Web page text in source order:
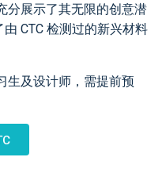
分展示了其无限的创意潜
CTC 检测过的新兴材料
生及设计师，需提前预